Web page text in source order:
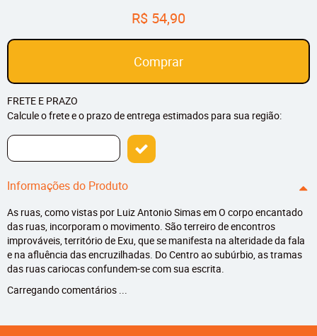
R$ 54,90
Comprar
FRETE E PRAZO
Calcule o frete e o prazo de entrega estimados para sua região:
Informações do Produto
As ruas, como vistas por Luiz Antonio Simas em O corpo encantado
das ruas, incorporam o movimento. São terreiro de encontros
improváveis, território de Exu, que se manifesta na alteridade da fala
e na afluência das encruzilhadas. Do Centro ao subúrbio, as tramas
das ruas cariocas confundem-se com sua escrita.
Carregando comentários ...